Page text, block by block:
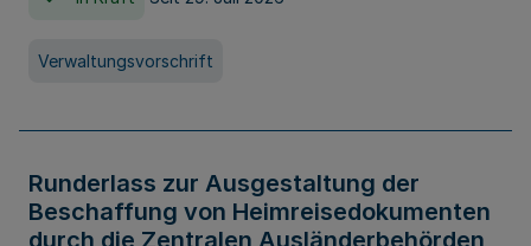
Verwaltungsvorschrift
Runderlass zur Ausgestaltung der
Beschaffung von Heimreisedokumenten
durch die Zentralen Ausländerbehörden